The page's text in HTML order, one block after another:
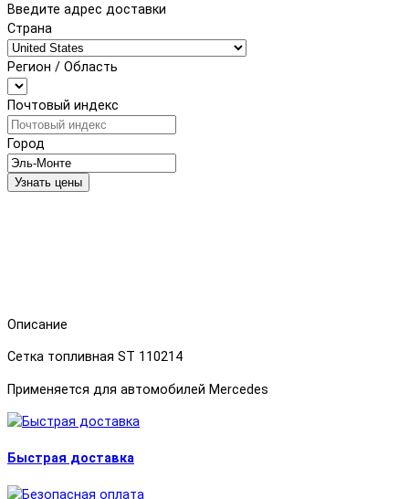
Введите адрес доставки
Страна
Регион / Область
Почтовый индекс
Город
Узнать цены
Описание
Сетка топливная ST 110214
Применяется для автомобилей Mercedes
Быстрая доставка